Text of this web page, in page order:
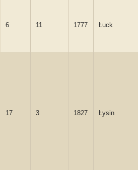
6 11 1777 Łuck
17 3 1827 Łysin